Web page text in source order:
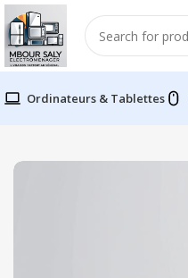
Ordinateurs & Tablettes